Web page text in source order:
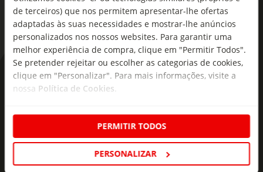
de terceiros) que nos permitem apresentar-lhe ofertas
adaptadas às suas necessidades e mostrar-lhe anúncios
personalizados nos nossos websites. Para garantir uma
melhor experiência de compra, clique em "Permitir Todos".
Se pretender rejeitar ou escolher as categorias de cookies,
clique em "Personalizar". Para mais informações, visite a
nossa Política de Cookies.
PERMITIR TODOS
PERSONALIZAR
As novidades mais frescas no
seu e-mail!
Subscreva e descubra campanhas exclusivas,
ofertas e novidades para si.
mail
Subscrever